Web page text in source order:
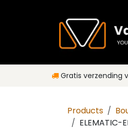
Gratis verzending
Products
ELEMATIC-